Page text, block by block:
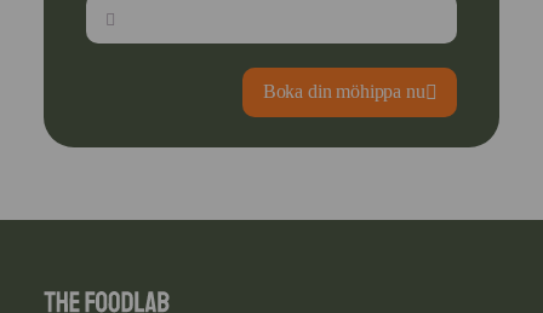
Boka din möhippa nu